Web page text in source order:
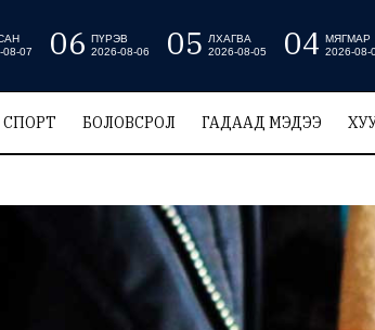
08-07
06 ПҮРЭВ
2026-08-06
05
ЛХАГВА
2026-08-05
04 МЯГМАР
2026-08-
СПОРТ БОЛОВСРОЛ ГАДААД МЭДЭЭ